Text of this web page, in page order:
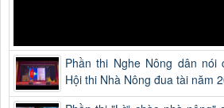
Phần thi Nghe Nông dân
Hội thi Nhà Nông đua tài năm